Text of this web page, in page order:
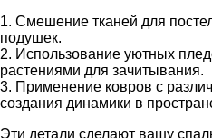
1. Смешение тканей для
подушек.
2. Использование уютных
растениями для зачитывания.
3. Применение ковров с
создания динамики в
Эти детали сделают вашу